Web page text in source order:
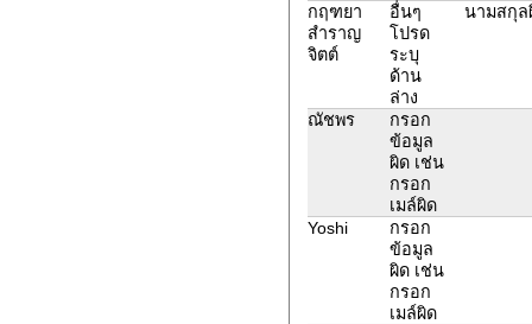
กฤฑยา
สำราญ
จิตต์
อื่นๆ
โปรด
ระบุ
ด้าน
ล่าง
นามสกุล
ณัชพร
กรอก
ข้อมูล
ผิด เช่น
กรอก
เมล์ผิด
Yoshi
กรอก
ข้อมูล
ผิด เช่น
กรอก
เมล์ผิด